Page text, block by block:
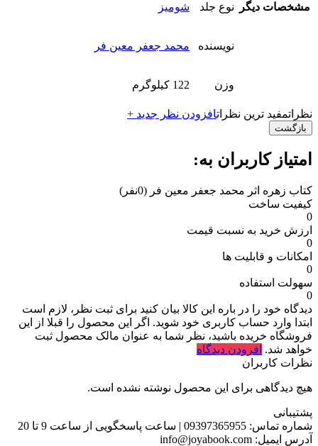
مشخصات دیگر نوع جلد شومیز
نویسنده محمد جعفر معین فر
وزن 122 کیلوگرم
نظراتمفید ترین نظراتافزودن نظر جدید +
بازگشت
امتیاز کاربران به:
کتاب زهره اثر محمد جعفر معین فر (0نفر)
کیفیت ساخت
0
ارزش خرید به نسبت قیمت
0
امکانات و قابلیت ها
0
سهولت استفاده
0
دیدگاه خود را در باره این کالا بیان کنید برای ثبت نظر، لازم است
ابتدا وارد حساب کاربری خود شوید. اگر این محصول را قبلا از این
فروشگاه خریده باشید، نظر شما به عنوان مالک محصول ثبت
خواهد شد. افزودن دیدگاه
نظرات کاربران
هیچ دیدگاهی برای این محصول نوشته نشده است.
پشتیبانی
شماره تماس: 09397365955
| ساعت پاسخگویی از ساعت 9 تا 20
آدرس ایمیل: info@joyabook.com